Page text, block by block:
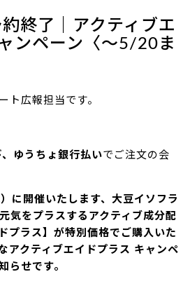
終了｜アクティブエ
ンペーン〈～5/20ま
ト広報担当です。
ゆうちょ銀行払いでご注文の会
に開催いたします、大豆イソフラ
気をプラスするアクティブ成分配
プラス】が特別価格でご購入いた
アクティブエイドプラス キャンペ
らせです。